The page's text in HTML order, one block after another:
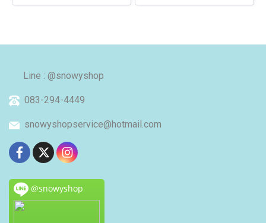
Line : @snowyshop
083-294-4449
snowyshopservice@hotmail.com
@snowyshop